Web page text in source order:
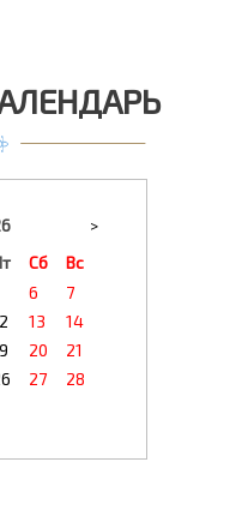
>
Сб
Вс
6
7
13
14
20
21
27
28